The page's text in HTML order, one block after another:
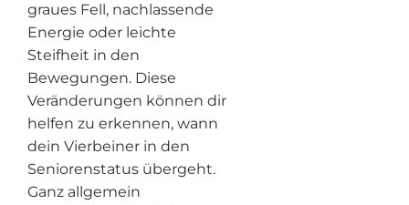
graues Fell, nachlassende
Energie oder leichte
Steifheit in den
Bewegungen. Diese
Veränderungen können dir
helfen zu erkennen, wann
dein Vierbeiner in den
Seniorenstatus übergeht.
Ganz allgemein